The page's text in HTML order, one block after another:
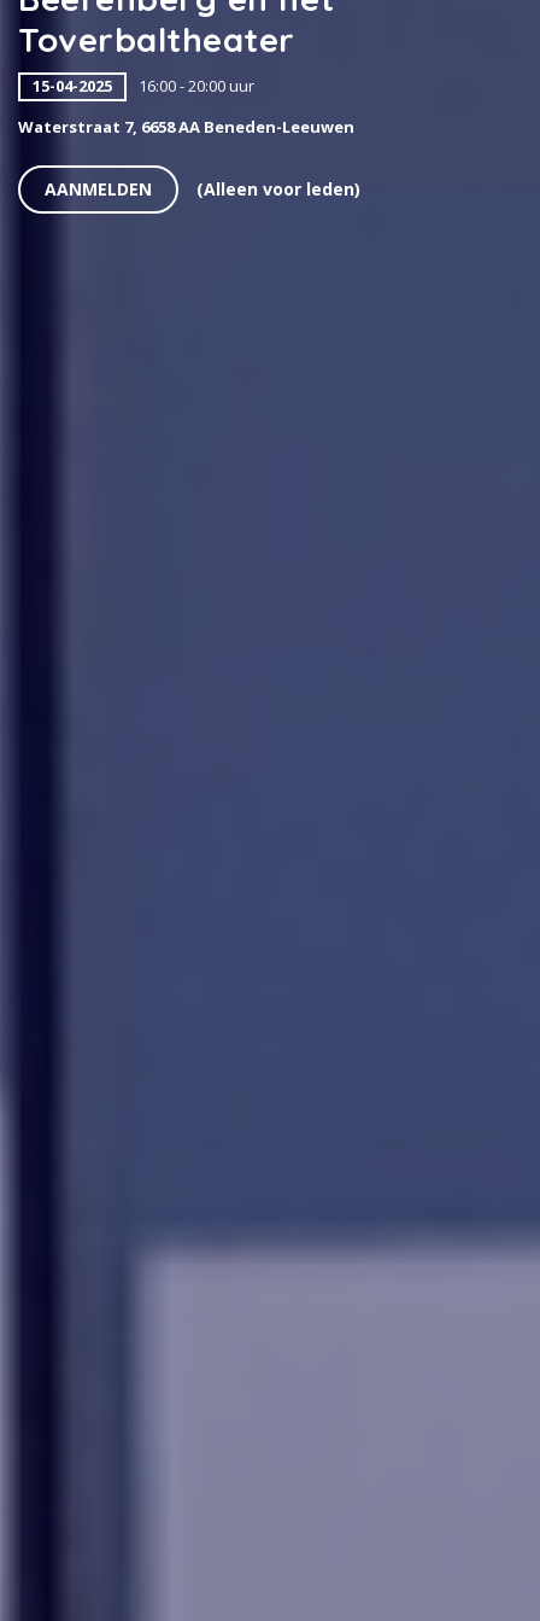
Toverbaltheater
15-04-2025
16:00 - 20:00 uur
Waterstraat 7, 6658 AA Beneden-Leeuwen
AANMELDEN (Alleen voor leden)